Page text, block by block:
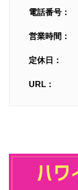
電話番号：
営業時間：
定休日：
URL：